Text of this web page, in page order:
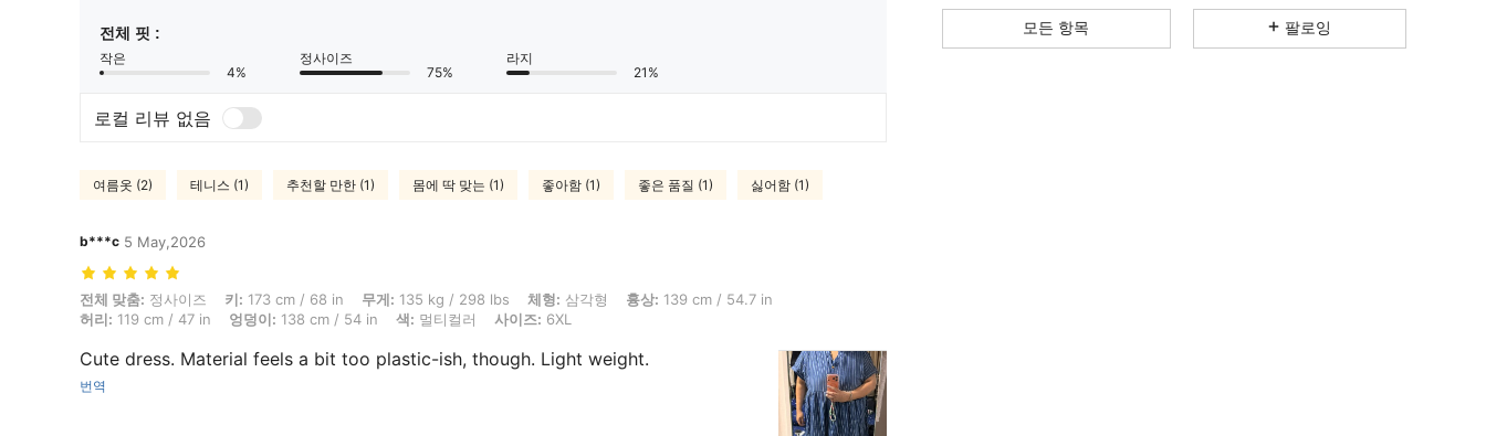
전체 핏 :
작은
4%
정사이즈
75%
라지
21%
로컬 리뷰 없음
여름옷 (2) 테니스 (1) 추천할 만한 (1) 몸에 딱 맞는 (1) 좋아함 (1) 좋은 품질 (1) 싫어함 (1)
b***c 5 May,2026
전체 맞춤: 정사이즈, 키: 173 cm / 68 in, 무게: 135 kg / 298 lbs, 체형: 삼각형, 흉상: 139 cm / 54.7 in, 허리: 119 cm / 47 in, 엉덩이: 138 cm / 54 in, 색: 멀티컬러, 사이즈: 6XL
전체 맞춤: 정사이즈 키: 173 cm / 68 in 무게: 135 kg / 298 lbs 체형: 삼각형 흉상: 139 cm / 54.7 in
허리: 119 cm / 47 in 엉덩이: 138 cm / 54 in 색: 멀티컬러 사이즈: 6XL
Cute dress. Material feels a bit too plastic-ish, though. Light weight.
번역
4.84 6.5K
모든 항목 팔로잉